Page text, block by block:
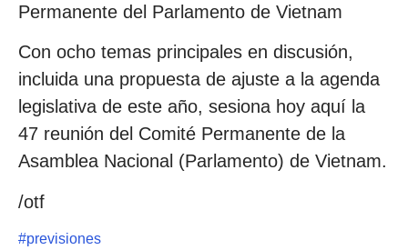
Permanente del Parlamento de Vietnam
Con ocho temas principales en discusión,
incluida una propuesta de ajuste a la agenda
legislativa de este año, sesiona hoy aquí la
47 reunión del Comité Permanente de la
Asamblea Nacional (Parlamento) de Vietnam.
/otf
#previsiones